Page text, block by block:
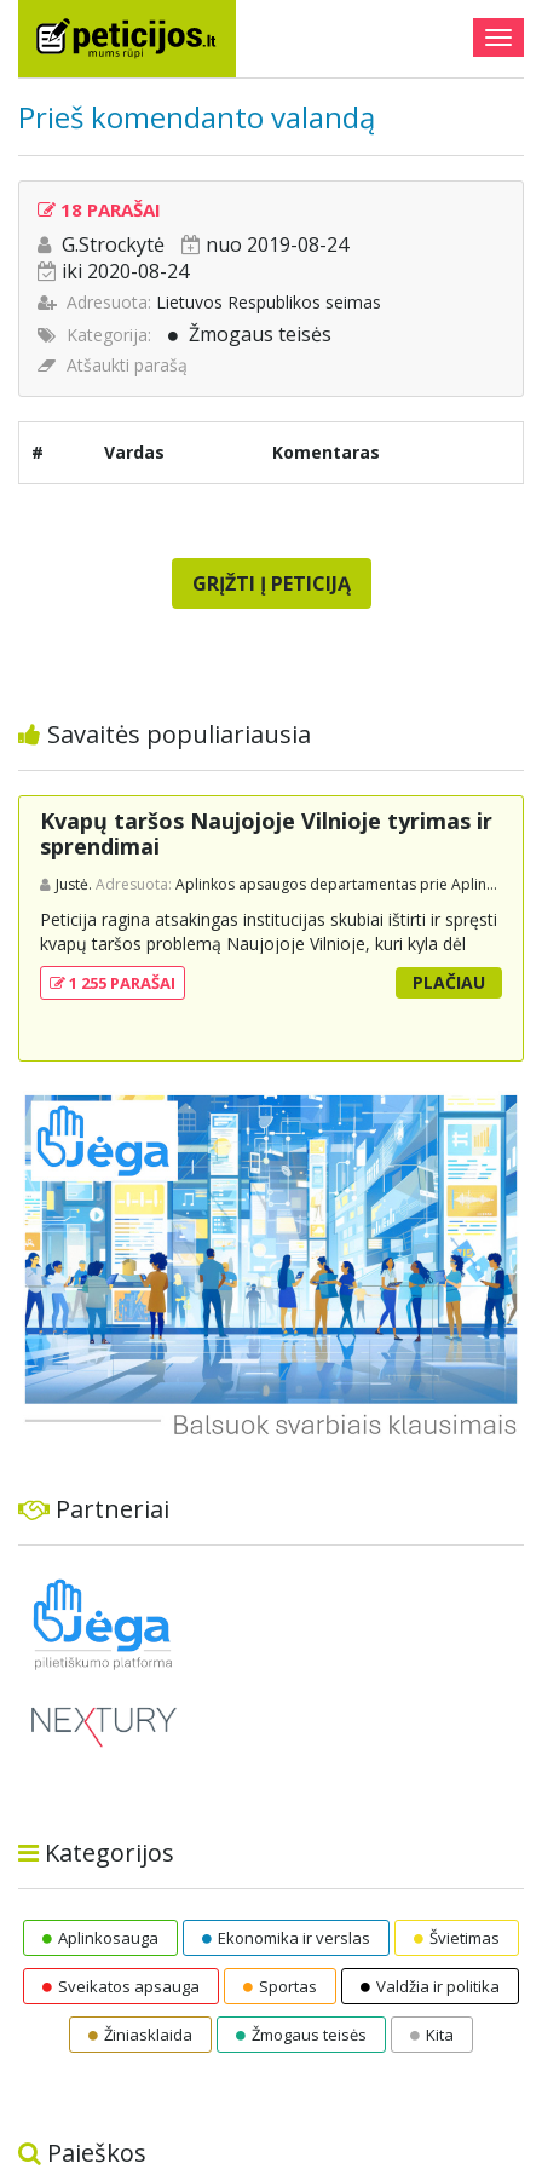
Prieš komendanto valandą
18 PARAŠAI
G.Strockytė
nuo 2019-08-24
iki 2020-08-24
Adresuota: Lietuvos Respublikos seimas
Kategorija:
Žmogaus teisės
Atšaukti parašą
# Vardas Komentaras
GRĮŽTI Į PETICIJĄ
Savaitės populiariausia
Kvapų taršos Naujojoje Vilnioje tyrimas ir
sprendimai
Justė. Adresuota: Aplinkos apsaugos departamentas prie Aplinkos ministerijos
Peticija ragina atsakingas institucijas skubiai ištirti ir spręsti
kvapų taršos problemą Naujojoje Vilnioje, kuri kyla dėl
buitinių atliekų sąvartyno Pramonės g. 141. Gyventojai
skundžiasi nuolatiniu stipriu atliekų kvapu, kuris neigiamai
mechanizmus ir imtis veiksmingų priemonių problemai
priimtus sprendimus ir planuojamus veiksmus.
1 255 PARAŠAI PLAČIAU
Partneriai
Kategorijos
Aplinkosauga Ekonomika ir verslas Švietimas
Sveikatos apsauga Sportas Valdžia ir politika
Žiniasklaida Žmogaus teisės Kita
Paieškos